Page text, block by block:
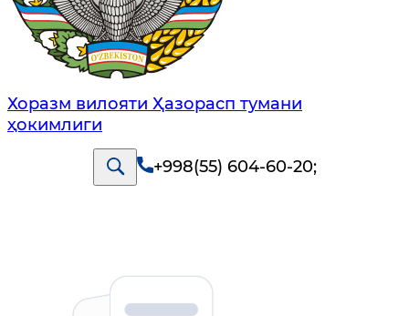
Хоразм вилояти Ҳазорасп тумани
ҳокимлиги
+998(55) 604-60-20;